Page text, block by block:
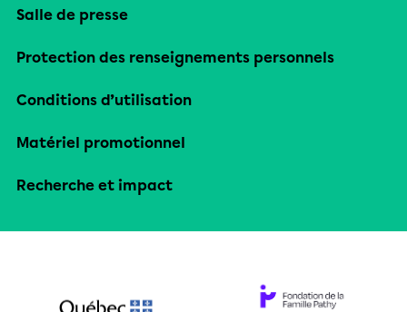
Salle de presse
Protection des renseignements personnels
Conditions d’utilisation
Matériel promotionnel
Recherche et impact